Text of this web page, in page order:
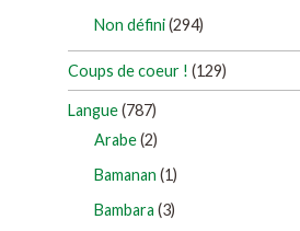
Non défini(294)
Coups de coeur ! (129)
Langue(787)
Arabe(2)
Bamanan (1)
Bambara (3)